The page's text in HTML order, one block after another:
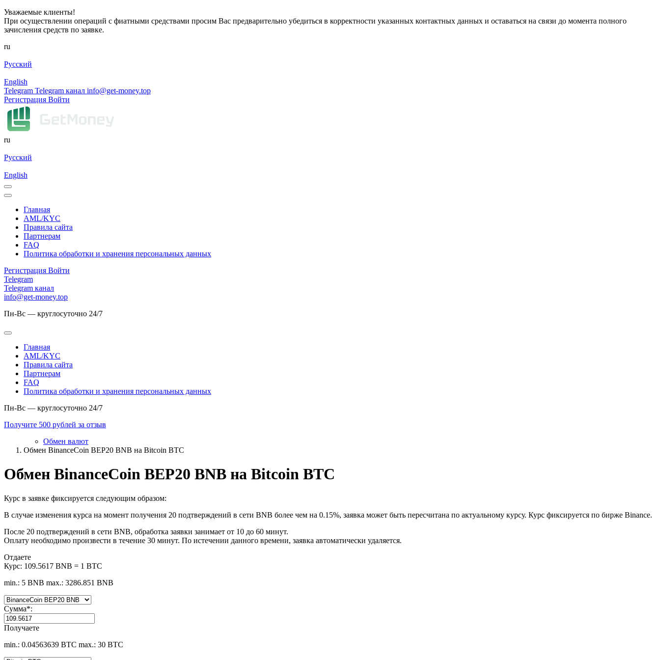
Уважаемые клиенты!
При осуществлении операций с фиатными средствами просим Вас предварительно убедиться в корректности указанных контактных данных и оставаться на связи до момента полного
зачисления средств по заявке.
ru
Русский
English
Telegram Telegram канал info@get-money.top
Регистрация Войти
ru
Русский
English
Главная
AML/KYC
Правила сайта
Партнерам
FAQ
Политика обработки и хранения персональных данных
Регистрация Войти
Telegram
Telegram канал
info@get-money.top
Пн-Вс — круглосуточно 24/7
Главная
AML/KYC
Правила сайта
Партнерам
FAQ
Политика обработки и хранения персональных данных
Пн-Вс — круглосуточно 24/7
Получите 500 рублей за отзыв
Обмен валют
Обмен BinanceCoin BEP20 BNB на Bitcoin BTC
Обмен BinanceCoin BEP20 BNB на Bitcoin BTC
Курс в заявке фиксируется следующим образом:
В случае изменения курса на момент получения 20 подтверждений в сети BNB более чем на 0.15%, заявка может быть пересчитана по актуальному курсу. Курс фиксируется по бирже Binance.
После 20 подтверждений в сети BNB, обработка заявки занимает от 10 до 60 минут.
Оплату необходимо произвести в течение 30 минут. По истечении данного времени, заявка автоматически удаляется.
Отдаете
Курс: 109.5617 BNB = 1 BTC
min.: 5 BNB max.: 3286.851 BNB
Сумма*:
Получаете
min.: 0.04563639 BTC max.: 30 BTC